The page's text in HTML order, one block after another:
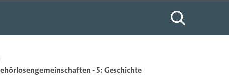
Hamburg
- 5: Geschichte